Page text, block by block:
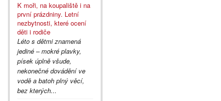
K moři, na koupaliště i na
první prázdniny. Letní
nezbytnosti, které ocení
děti i rodiče
Léto s dětmi znamená
jediné – mokré plavky,
písek úplně všude,
nekonečné dovádění ve
vodě a batoh plný věcí,
bez kterých...